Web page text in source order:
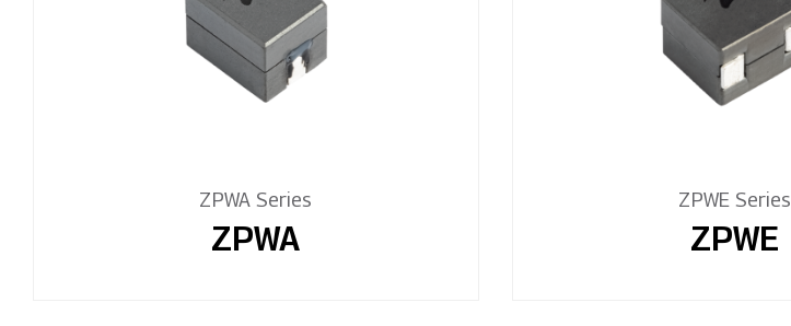
ZPWA Series
ZPWA
ZPWE Series
ZPWE